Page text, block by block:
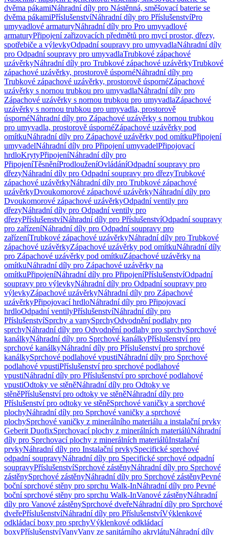
dvěma pákamiNáhradní díly pro Nástěnná, směšovací baterie se
dvěma pákamiPříslušenstvíNáhradní díly pro PříslušenstvíPro
umyvadlové armaturyNáhradní díly pro Pro umyvadlové
armaturyPřipojení zařizovacích předmětů pro mycí prostor, dřezy,
spotřebiče a výlevkyOdpadní soupravy pro umyvadlaNáhradní díly
pro Odpadní soupravy pro umyvadlaTrubkové zápachové
uzávěrkyNáhradní díly pro Trubkové zápachové uzávěrkyTrubkové
zápachové uzávěrky, prostorově úspornéNáhradní díly pro
Trubkové zápachové uzávěrky, prostorově úspornéZápachové
uzávěrky s nornou trubkou pro umyvadlaNáhradní díly pro
Zápachové uzávěrky s nornou trubkou pro umyvadlaZápachové
uzávěrky s nornou trubkou pro umyvadla, prostorově
úspornéNáhradní díly pro Zápachové uzávěrky s nornou trubkou
pro umyvadla, prostorově úspornéZápachové uzávěrky pod
omítkuNáhradní díly pro Zápachové uzávěrky pod omítkuPřipojení
umyvadelNáhradní díly pro Připojení umyvadelPřipojovací
hrdloKrytyPřipojeníNáhradní díly pro
PřipojeníTěsněníProdlouženíOvládáníOdpadní soupravy pro
dřezyNáhradní díly pro Odpadní soupravy pro dřezyTrubkové
zápachové uzávěrkyNáhradní díly pro Trubkové zápachové
uzávěrkyDvoukomorové zápachové uzávěrkyNáhradní díly pro
Dvoukomorové zápachové uzávěrkyOdpadní ventily pro
dřezyNáhradní díly pro Odpadní ventily pro
dřezyPříslušenstvíNáhradní díly pro PříslušenstvíOdpadní soupravy
pro zařízeníNáhradní díly pro Odpadní soupravy pro
zařízeníTrubkové zápachové uzávěrkyNáhradní díly pro Trubkové
zápachové uzávěrkyZápachové uzávěrky pod omítkuNáhradní díly
pro Zápachové uzávěrky pod omítkuZápachové uzávěrky na
omítkuNáhradní díly pro Zápachové uzávěrky na
omítkuPřipojeníNáhradní díly pro PřipojeníPříslušenstvíOdpadní
soupravy pro výlevkyNáhradní díly pro Odpadní soupravy pro
výlevkyZápachové uzávěrkyNáhradní díly pro Zápachové
uzávěrkyPřipojovací hrdloNáhradní díly pro Připojovací
hrdloOdpadní ventilyPříslušenstvíNáhradní díly pro
PříslušenstvíSprchy a vanySprchyOdvodnění podlahy pro
sprchyNáhradní díly pro Odvodnění podlahy pro sprchySprchové
kanálkyNáhradní díly pro Sprchové kanálkyPříslušenství pro
sprchové kanálkyNáhradní díly pro Příslušenství pro sprchové
kanálkySprchové podlahové vpustiNáhradní díly pro Sprchové
podlahové vpustiPříslušenství pro sprchové podlahové
vpustiNáhradní díly pro Příslušenství pro sprchové podlahové
vpustiOdtoky ve stěněNáhradní díly pro Odtoky ve
stěněPříslušenství pro odtoky ve stěněNáhradní díly pro
Příslušenství pro odtoky ve stěněSprchové vaničky a sprchové
plochyNáhradní díly pro Sprchové vaničky a sprchové
plochySprchové vaničky z minerálního materiálu a instalační prvky
Geberit DuofixSprchovací plochy z minerálních materiálůNáhradní
díly pro Sprchovací plochy z minerálních materiálůInstalační
prvkyNáhradní díly pro Instalační prvkySpecifické sprchové
odpadní soupravyNáhradní díly pro Specifické sprchové odpadní
soupravyPříslušenstvíSprchové zástěnyNáhradní díly pro Sprchové
zástěnySprchové zástěnyNáhradní díly pro Sprchové zástěnyPevné
boční sprchové stěny pro sprchu Walk-InNáhradní díly pro Pevné
boční sprchové stěny pro sprchu Walk-InVanové zástěnyNáhradní
díly pro Vanové zástěnySprchové dveřeNáhradní díly pro Sprchové
dveřePříslušenstvíNáhradní díly pro PříslušenstvíVýklenkové
odkládací boxy pro sprchyVýklenkové odkládací
boxyPříslušenstvíVanyVany ze sanitárního akrylátuNáhradní díly